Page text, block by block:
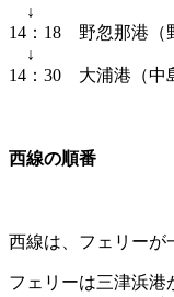
↓
14：18 野忽那港（
↓
14：30 大浦港（中
西線の順番
西線は、フェリーが
フェリーは三津浜港